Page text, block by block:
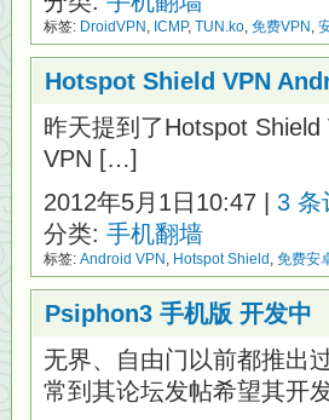
标签: DroidVPN , ICMP, TUN.ko, 免费VPN ,
Hotspot Shield VPN
昨天提到了Hotspot
VPN […]
2012年5月1日10:47 | 3 条
分类: 手机翻墙
标签: Android VPN , Hotspot Shield , 免费安
Psiphon3 手机版 开发中
无界、自由门以前都推出
常到其论坛发帖希望其开